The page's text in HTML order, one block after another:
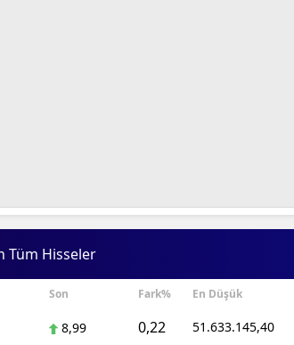
Tüm Hisseler
Son Fark% En Düşük
8,99 0,22 51.633.145,40